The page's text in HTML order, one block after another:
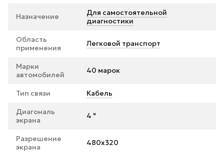
Назначение
Для самостоятельной
диагностики
Область
применения
Легковой транспорт
Марки
автомобилей
40 марок
Тип связи Кабель
Диагональ
экрана
4 "
Разрешение
экрана
480x320